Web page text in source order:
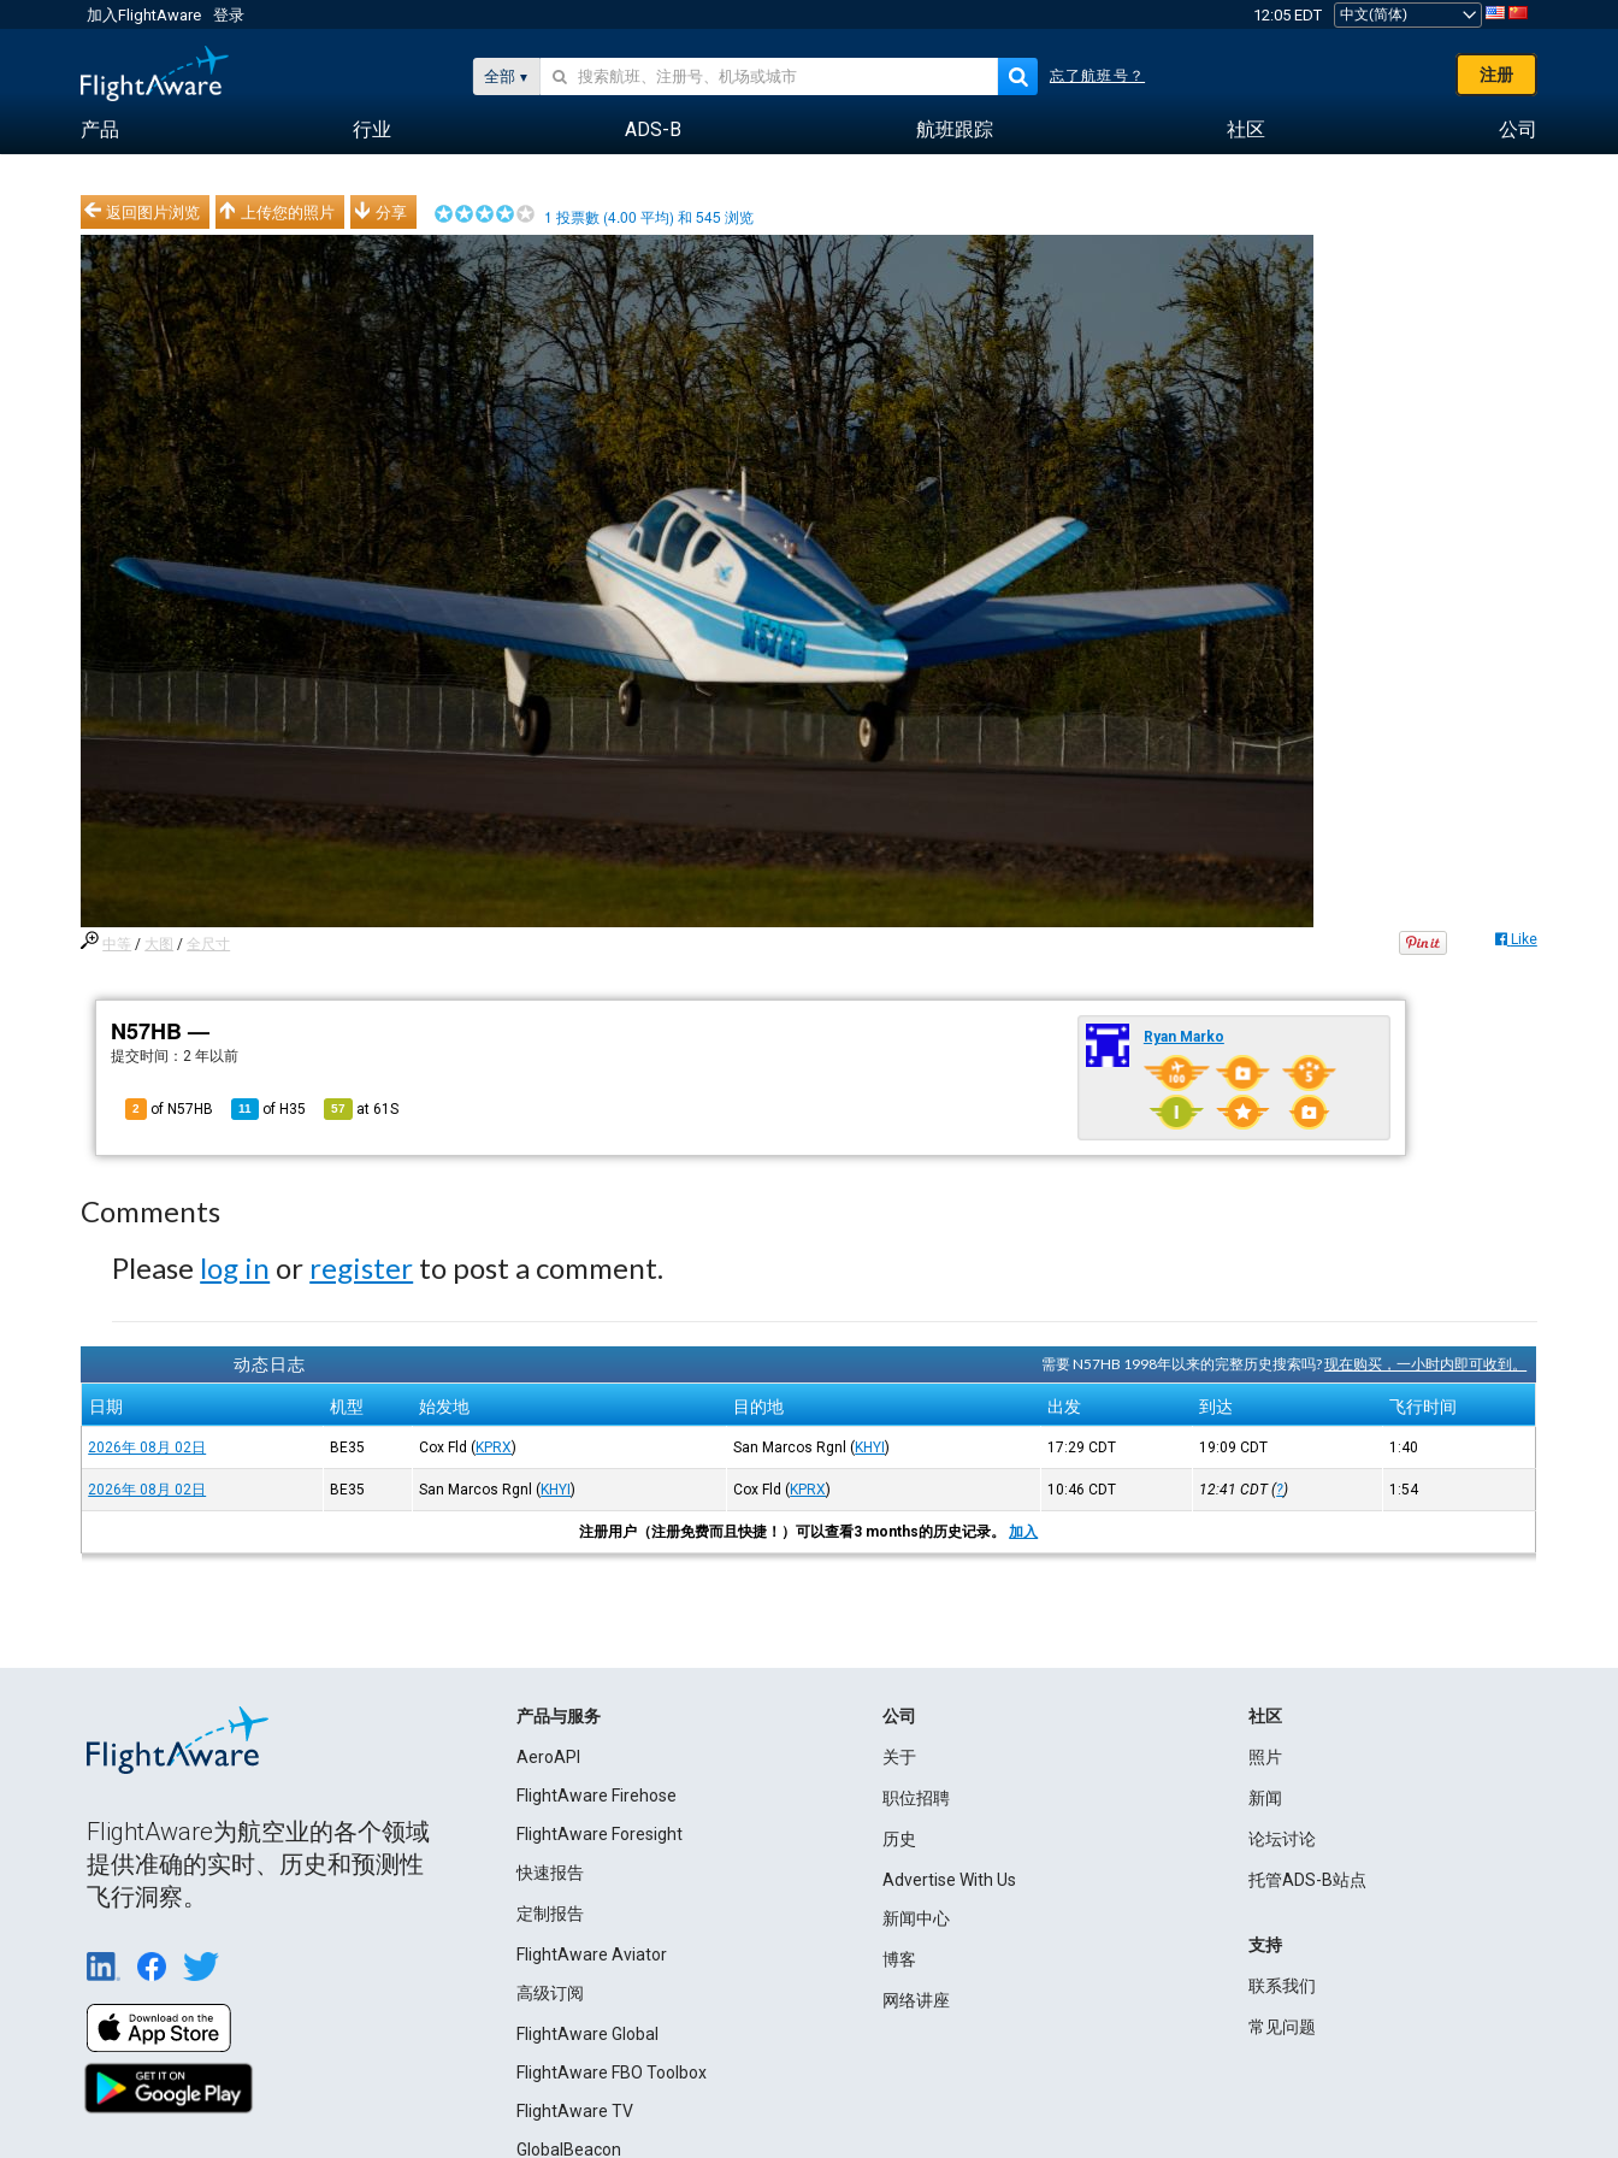
加入FlightAware 登录 12:05 EDT
全部 忘了航班号？ 注册
产品 行业 ADS-B 航班跟踪 社区 公司
返回图片浏览 上传您的照片 分享 1 投票數 (4.00 平均) 和545 浏览
中等 / 大图 / 全尺寸 Like
N57HB —
提交时间：2 年以前
2 of N57HB 11 of H35 57 at61S
Ryan Marko
Comments
Please log in or register to post a comment.
动态日志 需要 N57HB 1998年以来的完整历史搜索吗?现在购买，一小时内即可收到。
日期 机型 始发地 目的地 出发 到达 飞行时间
2026年 08月 02日 BE35 Cox Fld (KPRX) San Marcos Rgnl (KHYI) 17:29CDT 19:09CDT 1:40
2026年 08月 02日 BE35 San Marcos Rgnl (KHYI) Cox Fld (KPRX) 10:46CDT 12:41CDT(?) 1:54
注册用户（注册免费而且快捷！）可以查看3 months的历史记录。加入
FlightAware为航空业的各个领域
提供准确的实时、历史和预测性
飞行洞察。
产品与服务
AeroAPI
FlightAware Firehose
FlightAware Foresight
快速报告
定制报告
FlightAware Aviator
高级订阅
FlightAware Global
FlightAware FBO Toolbox
FlightAware TV
GlobalBeacon
公司
关于
职位招聘
历史
Advertise With Us
新闻中心
博客
网络讲座
社区
照片
新闻
论坛讨论
托管ADS-B站点
支持
联系我们
常见问题